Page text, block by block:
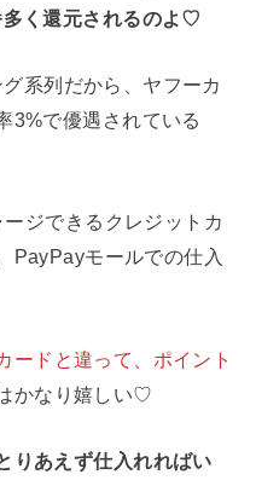
く還元されるのよ♡
系列だから、ヤフーカ
3%で優遇されている
ジできるクレジットカ
PayPayモールでの仕入
ードと違って、ポイント
かなり嬉しい♡
りあえず仕入れればい